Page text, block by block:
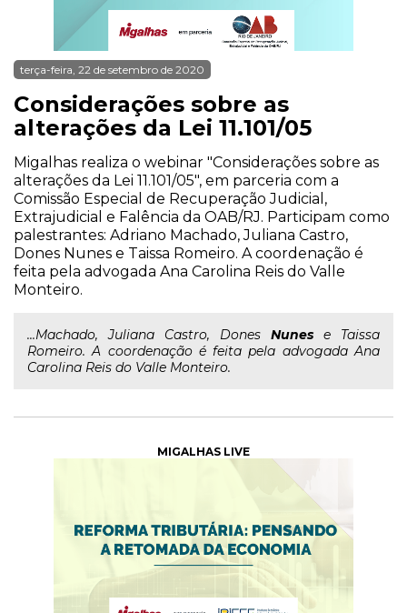
terça-feira, 22 de setembro de 2020
Considerações sobre as
alterações da Lei 11.101/05
Migalhas realiza o webinar "Considerações sobre as
alterações da Lei 11.101/05", em parceria com a
Comissão Especial de Recuperação Judicial,
Extrajudicial e Falência da OAB/RJ. Participam como
palestrantes: Adriano Machado, Juliana Castro,
Dones Nunes e Taissa Romeiro. A coordenação é
feita pela advogada Ana Carolina Reis do Valle
Monteiro.
...Machado, Juliana Castro, Dones Nunes e Taissa
Romeiro. A coordenação é feita pela advogada Ana
Carolina Reis do Valle Monteiro.
MIGALHAS LIVE